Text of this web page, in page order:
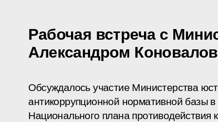
Рабочая встреча с
Александром
Обсуждалось участие Министерства
антикоррупционной нормативной базы
Национального плана противодействия